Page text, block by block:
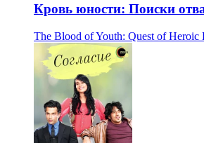
Кровь юности: Поиски
The Blood of Youth: Quest of Heroic